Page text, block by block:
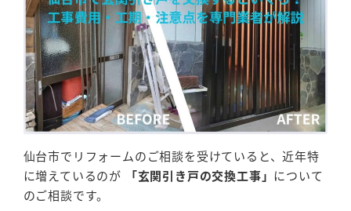
仙台市でリフォームのご相談を受けていると、近年特
に増えているのが
「玄関引き戸の交換工事」 について
のご相談です。